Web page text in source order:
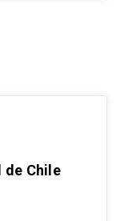
de Chile